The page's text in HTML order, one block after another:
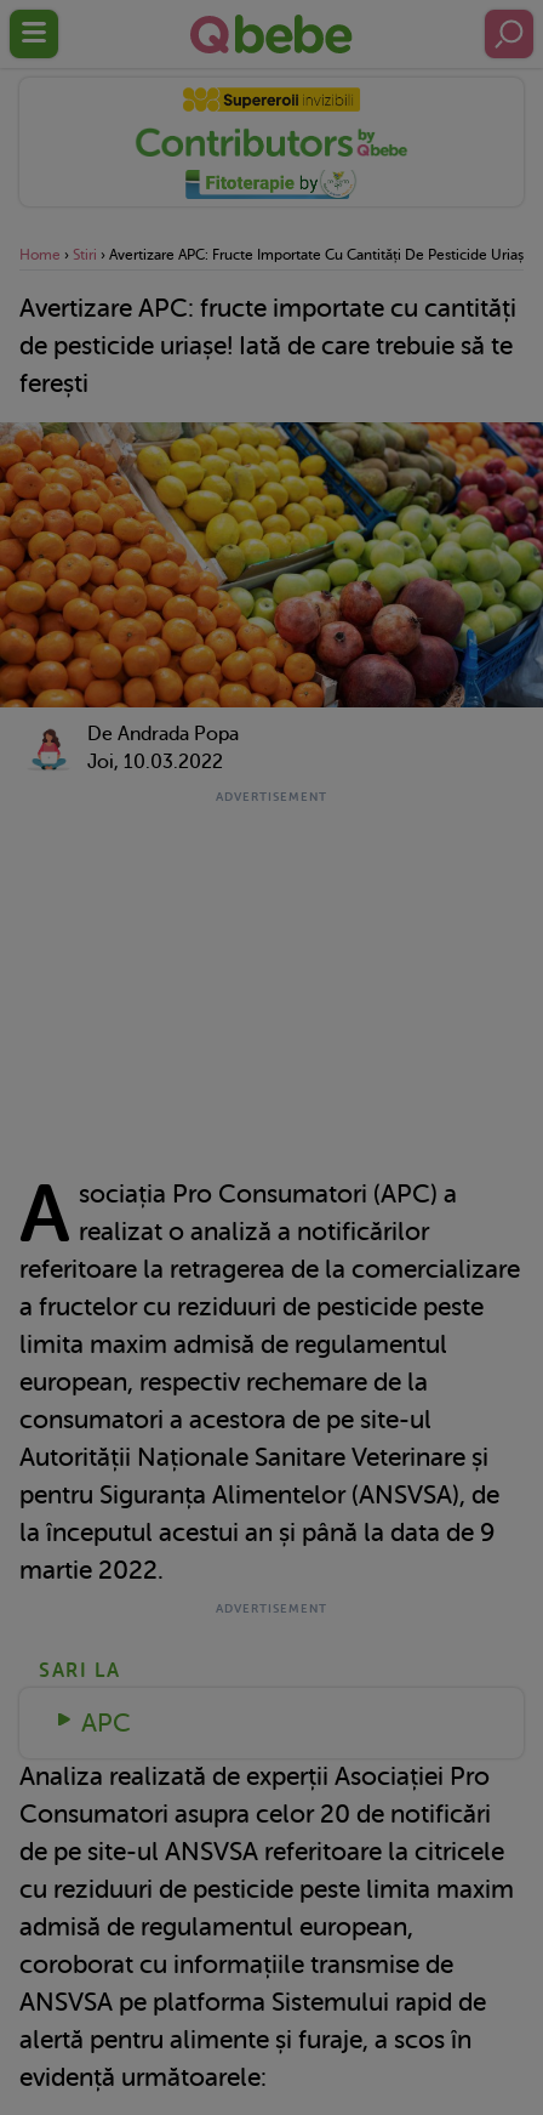
Home › Stiri › Avertizare APC: Fructe Importate Cu Cantități De Pesticide Uriașe!
Avertizare APC: fructe importate cu cantități
de pesticide uriașe! Iată de care trebuie să te
ferești
De Andrada Popa
Joi, 10.03.2022
A sociația Pro Consumatori (APC) a
realizat o analiză a notificărilor
referitoare la retragerea de la comercializare
a fructelor cu reziduuri de pesticide peste
limita maxim admisă de regulamentul
european, respectiv rechemare de la
consumatori a acestora de pe site-ul
Autorității Naționale Sanitare Veterinare și
pentru Siguranța Alimentelor (ANSVSA), de
la începutul acestui an și până la data de 9
martie 2022.
SARI LA
APC
Analiza realizată de experții Asociației Pro
Consumatori asupra celor 20 de notificări
de pe site-ul ANSVSA referitoare la citricele
cu reziduuri de pesticide peste limita maxim
admisă de regulamentul european,
coroborat cu informațiile transmise de
ANSVSA pe platforma Sistemului rapid de
alertă pentru alimente și furaje, a scos în
evidență următoarele: